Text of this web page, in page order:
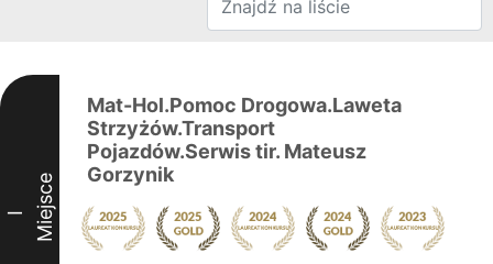
I Miejsce
Mat-Hol.Pomoc Drogowa.Laweta
Strzyżów.Transport
Pojazdów.Serwis tir. Mateusz
Gorzynik